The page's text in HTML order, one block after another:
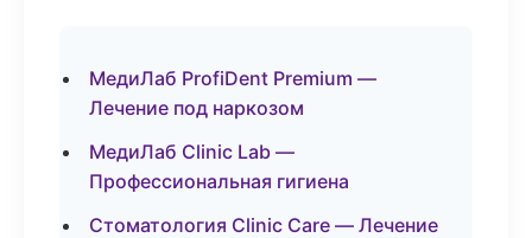
МедиЛаб ProfiDent Premium —
Лечение под наркозом
МедиЛаб Clinic Lab —
Профессиональная гигиена
Стоматология Clinic Care — Лечение